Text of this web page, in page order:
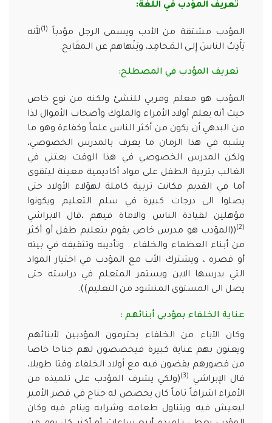
تعريف المؤدب في اللغة:
المؤدب مشتقة من الأدب ويسمى الرجل مؤدباً (1)
لأَنه
يَأْدِبُ الناسَ إِلـى الـمَـحامِد، ويَنْهاهم عن الـمقَابح.
تعريف المؤدب في المصطلح:
المؤدب هو معلم ومربي للنشئ ولكنه من نوع خاص
حيث أنه يعلم أولاد الأمراء والملوك وأصحاب الأموال لذا
من البدهي أن يكون من أكثر الناس علماً وكفاءة وهو ما
يشبه في هذا الزمان ما يعرف بالمدرس الخصوصي،
ولكن المدرس الخصوصي في هذا الوقت يعتني في
الغالب بتربية الطفل على مواد أكاديمية معينة ليتقوى
أما في القديم فكانت تربية كاملة لهؤلاء الأولاد حتى
يصلوا الى درجات كبيرة في سلم التعليم ويكونوا
مؤهلين لقيادة الناس والاماة فيهم ،قال الابراشي
(2)
))المؤدب هو مدرس خاص يقوم بتعليم طفل أو أكثر
من أبناء العظماء والخلفاء . وتأديبه وتثقيفه في بيته
أو قصره ، ويشترك الأب مع المؤدب في اختيار المواد
التي يدرسها الابن ويستمر المتعلم في دراسته حتى
يصل الى المستوى المنشود من التعليم)).
عناية الخلفاء بمؤدبي أبنائهم :
وكان الآباء من الخلفاء يحترمون المؤدبين لأبنائهم
ويعنون بهم عناية كبيرة فيخصصون لهم جناحا خاصا
من قصورهم يقضون فيه مع أولاد الخلفاء وقتا طويلا،
قال الإبراشي
(3)
(ولكي يشرف المؤدب على تلميذه من
الأمراء اشرافاً تاماً كان يخصص له جناح في قصر الأمير
ليعيش فيه ويتناول طعامه وشرابه وينام فيه وكان